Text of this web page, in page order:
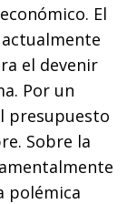
El
el devenir
Por un
presupuesto
Sobre la
polémica